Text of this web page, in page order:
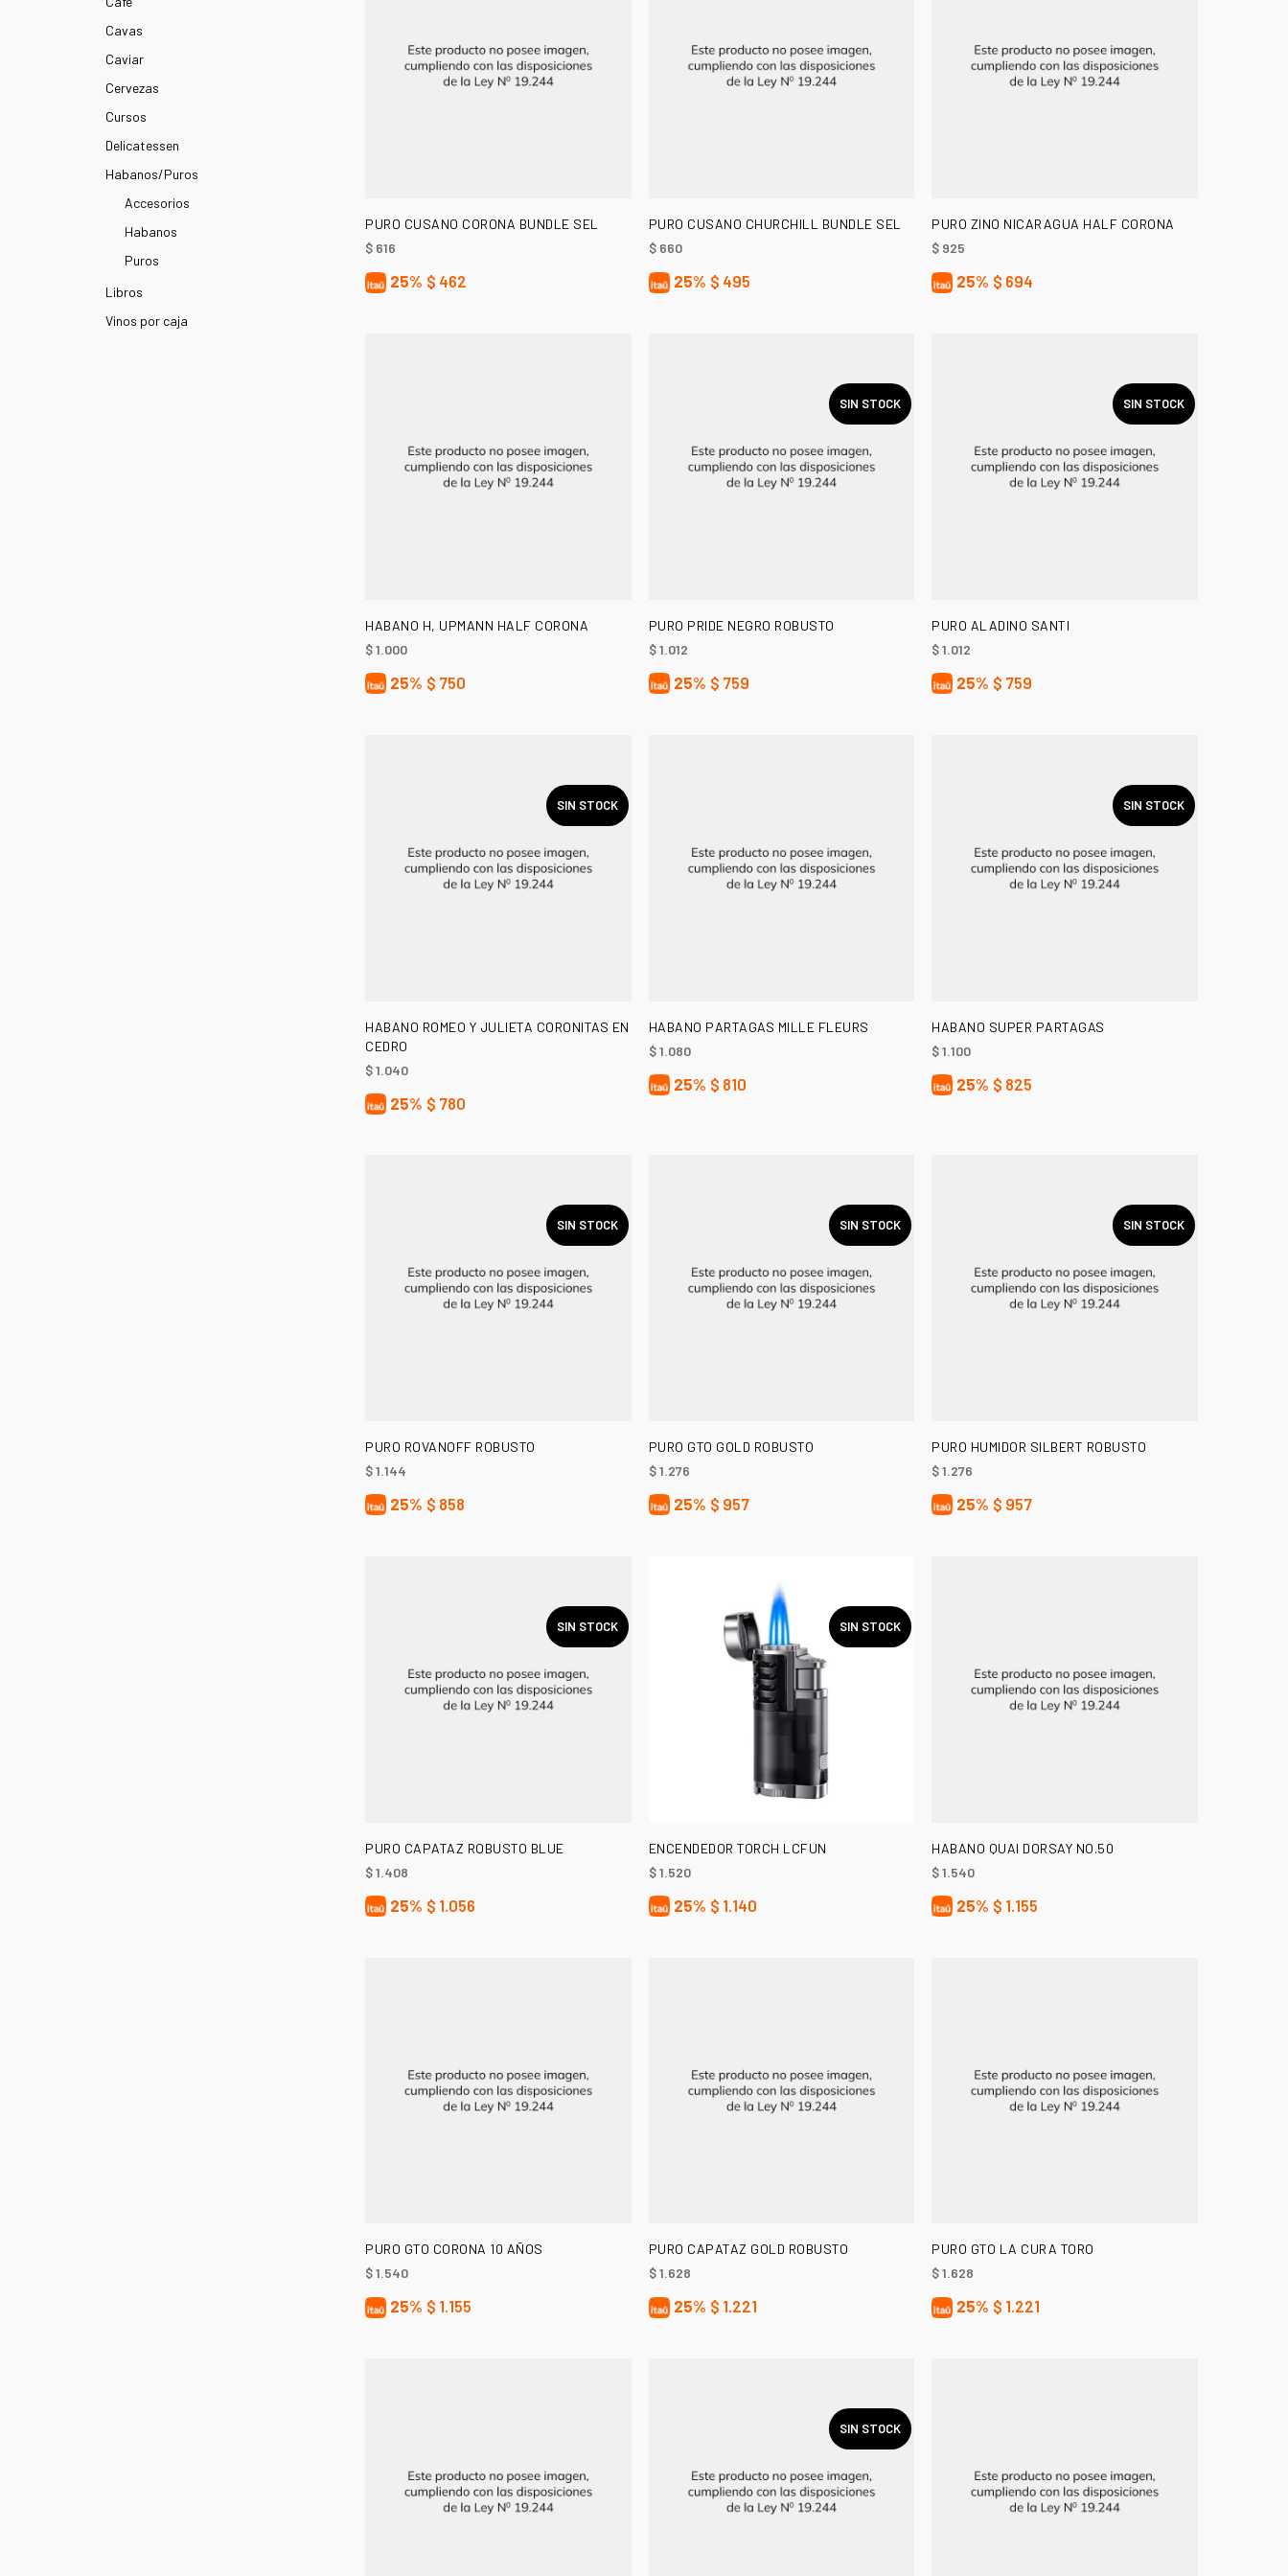
Cavas
Caviar
Cervezas
Cursos
Delicatessen
Habanos/Puros
Accesorios
Habanos
Puros
Libros
Vinos por caja
AÑADIR AL CARRITO
PURO CUSANO CORONA BUNDLE SEL
$ 616
25% $ 462
AÑADIR AL CARRITO
PURO CUSANO CHURCHILL BUNDLE SEL
$660
25% $ 495
AÑADIR AL CARRITO
PURO ZINO NICARAGUA HALF CORONA
$ 925
25% $ 694
AÑADIR AL CARRITO
HABANO H, UPMANN HALF CORONA
$1.000
25% $ 750
SIN STOCK
LEER MÁS
PURO PRIDE NEGRO ROBUSTO
$1.012
25% $ 759
SIN STOCK
LEER MÁS
PURO ALADINO SANTI
$1.012
25% $ 759
SIN STOCK
LEER MÁS
HABANO ROMEO Y JULIETA CORONITAS EN
CEDRO
$1.040
25% $ 780
AÑADIR AL CARRITO
HABANO PARTAGAS MILLE FLEURS
$1.080
25% $ 810
SIN STOCK
LEER MÁS
HABANO SUPER PARTAGAS
$1.100
25% $ 825
SIN STOCK
LEER MÁS
PURO ROVANOFF ROBUSTO
$1.144
25% $ 858
SIN STOCK
LEER MÁS
PURO GTO GOLD ROBUSTO
$1.276
25% $ 957
SIN STOCK
LEER MÁS
PURO HUMIDOR SILBERT ROBUSTO
$1.276
25% $ 957
SIN STOCK
LEER MÁS
PURO CAPATAZ ROBUSTO BLUE
$1.408
25% $ 1.056
SIN STOCK
LEER MÁS
ENCENDEDOR TORCH LCFUN
$1.520
25% $ 1.140
AÑADIR AL CARRITO
HABANO QUAI DORSAY NO.50
$1.540
25% $ 1.155
AÑADIR AL CARRITO
PURO GTO CORONA 10 AÑOS
$1.540
25% $ 1.155
AÑADIR AL CARRITO
PURO CAPATAZ GOLD ROBUSTO
$1.628
25% $ 1.221
AÑADIR AL CARRITO
PURO GTO LA CURA TORO
$1.628
25% $ 1.221
SIN STOCK